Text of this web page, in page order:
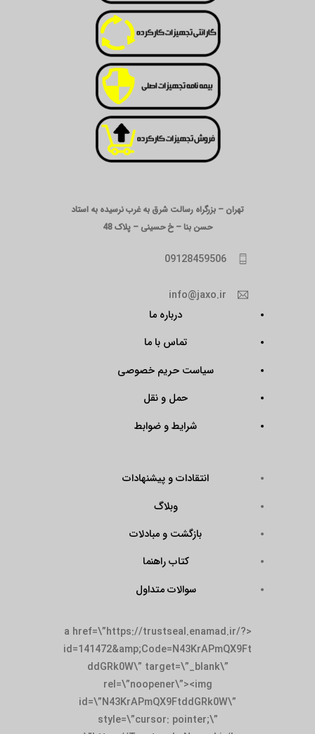
تهران – بزرگراه رسالت شرق به غرب نرسیده به استاد
حسن بنا – خ حسینی – پلاک 48
09128459506
info@jaxo.ir
درباره ما
تماس با ما
سیاست حریم خصوصی
حمل و نقل
شرایط و ضوابط
انتقادات و پیشنهادات
وبلاگ
بازگشت و مبادلات
کتاب راهنما
سوالات متداول
<a href=\”https://trustseal.enamad.ir/?
id=141472&amp;Code=N43KrAPmQX9Ft
ddGRk0W\” target=\”_blank\”
rel=\”noopener\”><img
id=\”N43KrAPmQX9FtddGRk0W\”
style=\”cursor: pointer;\”